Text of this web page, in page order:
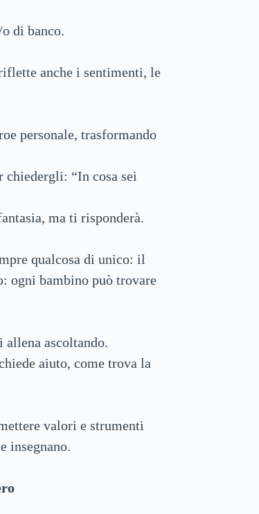
di banco.
anche i sentimenti, le
personale, trasformando
chiedergli: “In cosa sei
ma ti risponderà.
qualcosa di unico: il
ogni bambino può trovare
ascoltando.
aiuto, come trova la
valori e strumenti
insegnano.